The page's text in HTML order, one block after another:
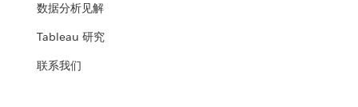
数据分析见解
Tableau 研究
联系我们